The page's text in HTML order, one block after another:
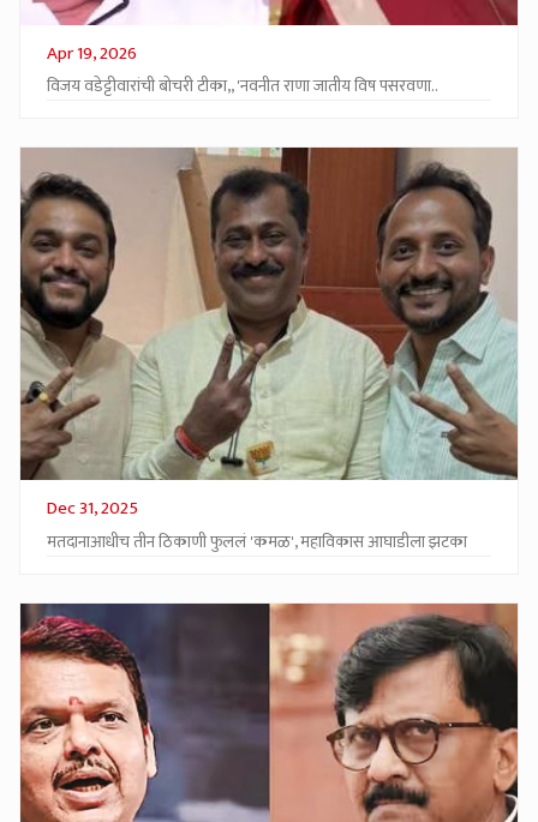
Apr 19, 2026
विजय वडेट्टीवारांची बोचरी टीका,, 'नवनीत राणा जातीय विष पसरवणा..
Dec 31, 2025
मतदानाआधीच तीन ठिकाणी फुललं 'कमळ', महाविकास आघाडीला झटका